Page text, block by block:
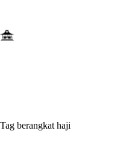
Tag berangkat haji